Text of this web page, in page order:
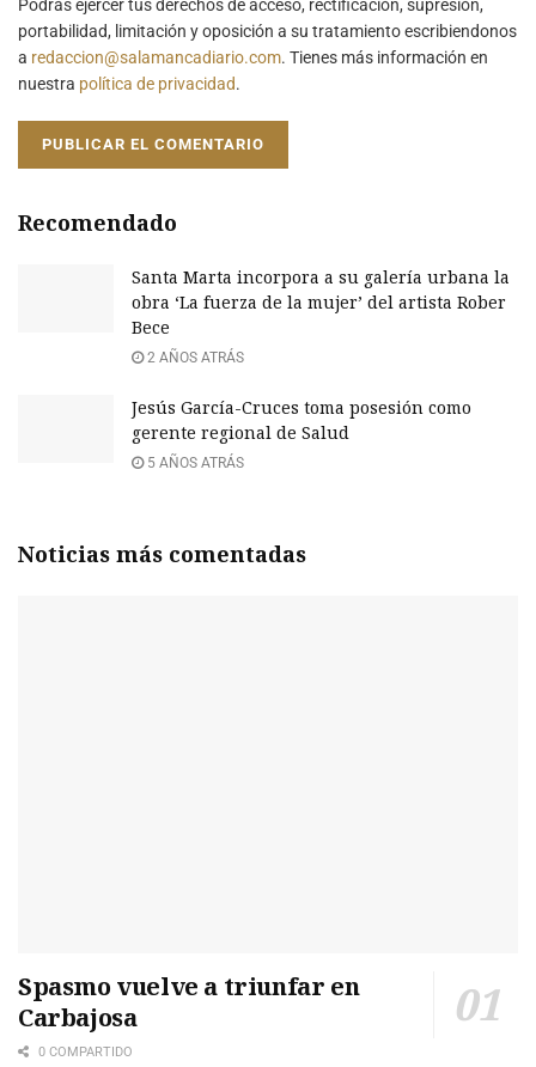
Podrás ejercer tus derechos de acceso, rectificación, supresión,
portabilidad, limitación y oposición a su tratamiento escribiendonos
a redaccion@salamancadiario.com. Tienes más información en
nuestra política de privacidad.
Recomendado
Santa Marta incorpora a su galería urbana la
obra ‘La fuerza de la mujer’ del artista Rober
Bece
2 AÑOS ATRÁS
Jesús García-Cruces toma posesión como
gerente regional de Salud
5 AÑOS ATRÁS
Noticias más comentadas
Spasmo vuelve a triunfar en
Carbajosa
0 COMPARTIDO